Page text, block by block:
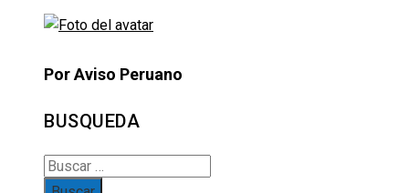
Por Aviso Peruano
BUSQUEDA
Buscar: